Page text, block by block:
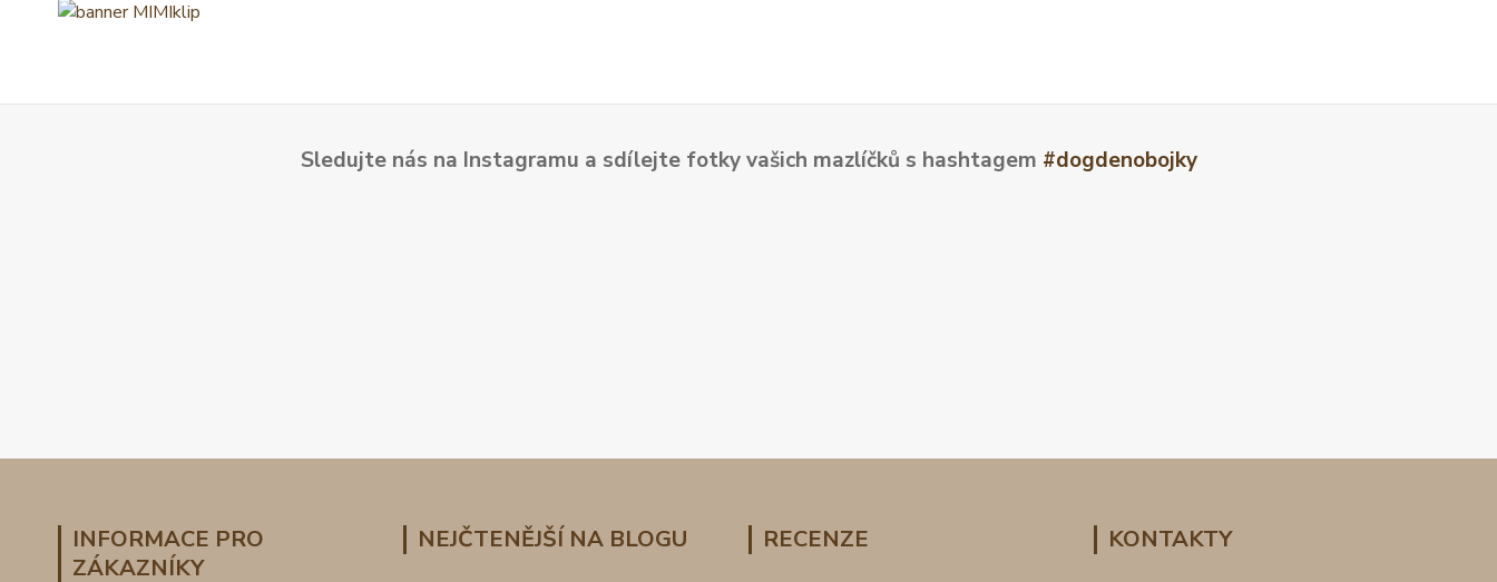
Sledujte nás na Instagramu a sdílejte fotky vašich mazlíčků s hashtagem #dogdenobojky
INFORMACE PRO
ZÁKAZNÍKY
NEJČTENĚJŠÍ NA BLOGU RECENZE KONTAKTY